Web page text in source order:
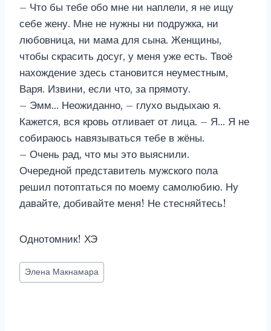
– Что бы тебе обо мне ни наплели, я не ищу
себе жену. Мне не нужны ни подружка, ни
любовница, ни мама для сына. Женщины,
чтобы скрасить досуг, у меня уже есть. Твоё
нахождение здесь становится неуместным,
Варя. Извини, если что, за прямоту.
– Эмм… Неожиданно, – глухо выдыхаю я.
Кажется, вся кровь отливает от лица. – Я… Я не
собираюсь навязываться тебе в жёны.
– Очень рад, что мы это выяснили.
Очередной представитель мужского пола
решил потоптаться по моему самолюбию. Ну
давайте, добивайте меня! Не стесняйтесь!
Однотомник! ХЭ
Метки
записи:
Элена Макнамара